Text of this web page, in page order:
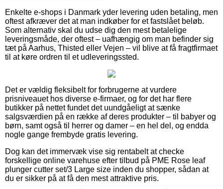
Enkelte e-shops i Danmark yder levering uden betaling, men
oftest afkræver det at man indkøber for et fastslået beløb.
Som alternativ skal du udse dig den mest betalelige
leveringsmåde, der oftest – uafhængig om man befinder sig
tæt på Aarhus, Thisted eller Vejen – vil blive at få fragtfirmaet
til at køre ordren til et udleveringssted.
Det er vældig fleksibelt for forbrugerne at vurdere
prisniveauet hos diverse e-firmaer, og for det har flere
butikker på nettet fundet det uundgåeligt at sænke
salgsværdien på en række af deres produkter – til babyer og
børn, samt også til herrer og damer – en hel del, og endda
nogle gange frembyde gratis levering.
Dog kan det immervæk vise sig rentabelt at checke
forskellige online varehuse efter tilbud på PME Rose leaf
plunger cutter set/3 Large size inden du shopper, sådan at
du er sikker på at få den mest attraktive pris.